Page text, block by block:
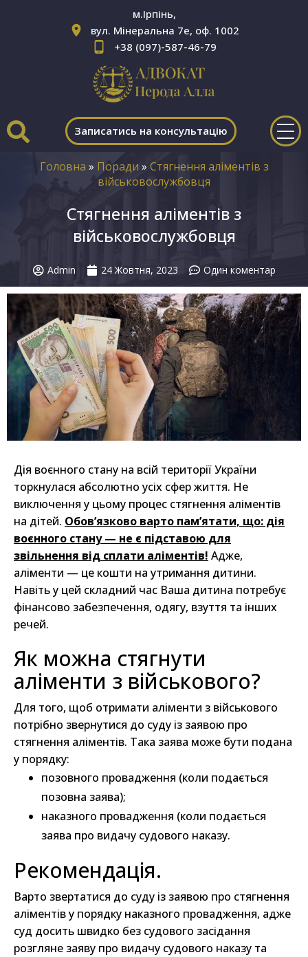
м.Ірпінь,
вул. Мінеральна 7е, оф. 1002
+38 (097)-587-46-79
Записатись на консультацію
Головна » Поради » Стягнення аліментів з
військовослужбовця
Стягнення аліментів з
військовослужбовця
Admin 24 Жовтня, 2023 Один коментар
Дія воєнного стану на всій території України
торкнулася абсолютно усіх сфер життя. Не
виключення у цьому процес стягнення аліментів
на дітей. Обов’язково варто пам’ятати, що: дія
воєнного стану — не є підставою для
звільнення від сплати аліментів! Адже,
аліменти — це кошти на утримання дитини.
Навіть у цей складний час Ваша дитина потребує
фінансово забезпечення, одягу, взуття та інших
речей.
Як можна стягнути
аліменти з військового?
Для того, щоб отримати аліменти з військового
потрібно звернутися до суду із заявою про
стягнення аліментів. Така заява може бути подана
у порядку:
позовного провадження (коли подається
позовна заява);
наказного провадження (коли подається
заява про видачу судового наказу.
Рекомендація.
Варто звертатися до суду із заявою про стягнення
аліментів у порядку наказного провадження, адже
суд досить швидко без судового засідання
розгляне заяву про видачу судового наказу та